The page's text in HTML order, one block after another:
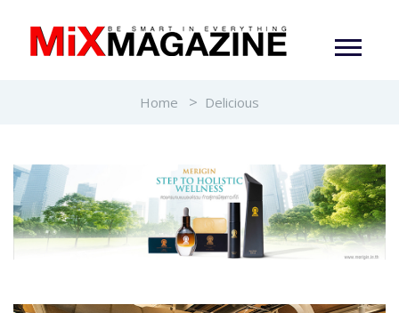
Home Delicious